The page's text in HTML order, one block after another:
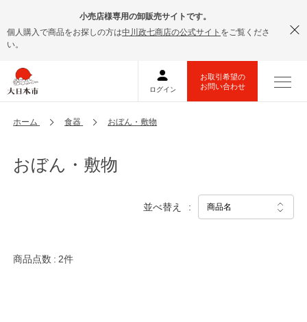
小売店様専用の卸販売サイトです。
個人購入で商品をお探しの方は中川政七商店の公式サイト をご覧くださ
い。
ホーム 食器 おぼん・敷物
おぼん・敷物
並べ替え
商品点数 2件